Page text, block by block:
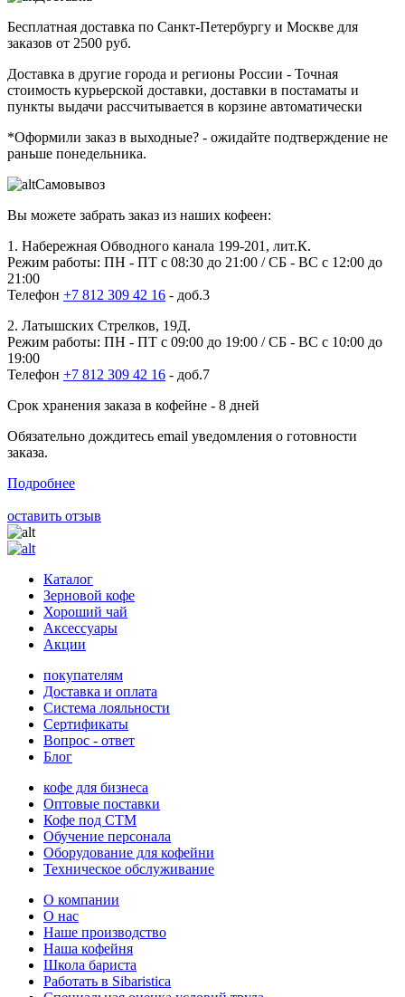
Бесплатная доставка по Санкт-Петербургу и Москве для
заказов от 2500 руб.
Доставка в другие города и регионы России - Точная
стоимость курьерской доставки, доставки в постаматы и
пункты выдачи рассчитывается в корзине автоматически
*Оформили заказ в выходные? - ожидайте подтверждение не
раньше понедельника.
Самовывоз
Вы можете забрать заказ из наших кофеен:
1. Набережная Обводного канала 199-201, лит.К.
Режим работы: ПН - ПТ с 08:30 до 21:00 / СБ - ВС с 12:00 до
21:00
Телефон +7 812 309 42 16 - доб.3
2. Латышских Стрелков, 19Д.
Режим работы: ПН - ПТ с 09:00 до 19:00 / СБ - ВС с 10:00 до
19:00
Телефон +7 812 309 42 16 - доб.7
Срок хранения заказа в кофейне - 8 дней
Обязательно дождитесь email уведомления о готовности
заказа.
Подробнее
оставить отзыв
Каталог
Зерновой кофе
Хороший чай
Аксессуары
Акции
покупателям
Доставка и оплата
Система лояльности
Сертификаты
Вопрос - ответ
Блог
кофе для бизнеса
Оптовые поставки
Кофе под СТМ
Обучение персонала
Оборудование для кофейни
Техническое обслуживание
О компании
О нас
Наше производство
Наша кофейня
Школа бариста
Работать в Sibaristica